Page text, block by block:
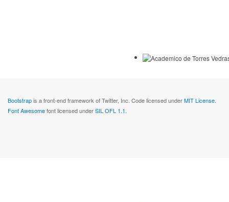
Bootstrapis a front-end framework of Twitter, Inc. Code licensed underMIT License.
Font Awesomefont licensed underSIL OFL 1.1